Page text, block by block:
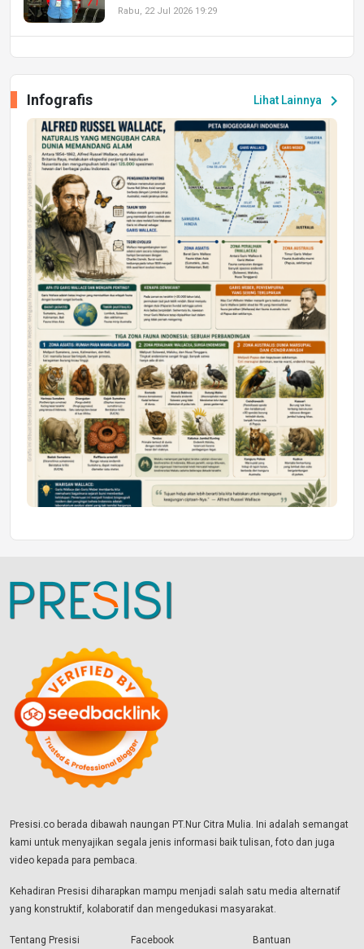
Rabu, 22 Jul 2026 19:29
Peluang Kerja dan Magang
Jumat, 17 Jul 2026 22:30
DAERAH
Astra Motor Kalimantan Timur 2 Dukung
Mahasiswa Samarinda dalam Astra
Honda SDGs Future Leaders 2026
Jumat, 10 Jul 2026 19:01
Lihat Lainnya chevron_right
Infografis
Presisi.co berada dibawah naungan PT.Nur Citra Mulia. Ini adalah semangat
kami untuk menyajikan segala jenis informasi baik tulisan, foto dan juga
video kepada para pembaca.
Kehadiran Presisi diharapkan mampu menjadi salah satu media alternatif
yang konstruktif, kolaboratif dan mengedukasi masyarakat.
Tentang Presisi Facebook Bantuan